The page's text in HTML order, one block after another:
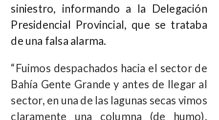
siniestro, informando a la Delegación
Presidencial Provincial, que se trataba
de una falsa alarma.
“Fuimos despachados hacia el sector de
Bahía Gente Grande y antes de llegar al
sector, en una de las lagunas secas vimos
claramente una columna (de humo),